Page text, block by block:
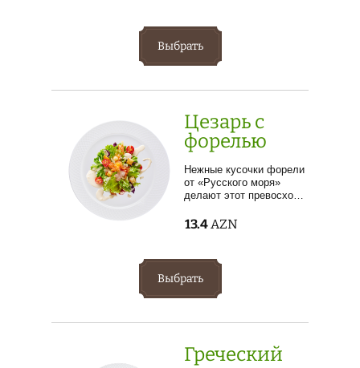
Выбрать
Цезарь с
форелью
Нежные кусочки форели
от «Русского моря»
делают этот превосхо…
13.4 AZN
Выбрать
Греческий